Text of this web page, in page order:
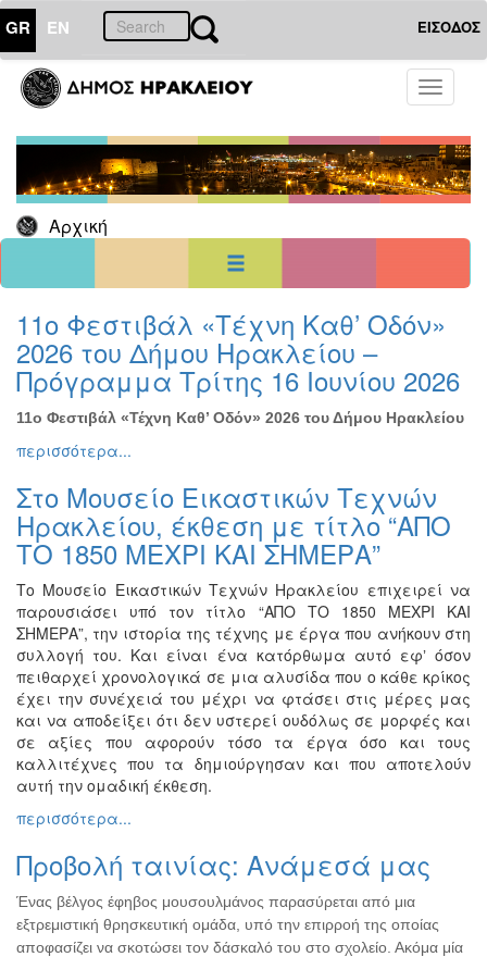
GR EN ΕΙΣΟΔΟΣ
Toggle
Αρχική
22
Ιούλιος
2025
Τρι Τετ Πεμ Παρ Σαβ
1 2 3 4
5
6
13
14 15 16 17 18
19
26
ΗΜΕΡΟΛΟΓΙΟ
ΕΚΔΗΛΩΣΕΩΝ
Χριστούγεννα
-
Πρωτοχρονιά
Ζωγραφική
Φωτογραφία
Τραγούδι
Μουσική
Κινηματογράφος
Χορός
Θέατρο
Παζάρι
Ειδών
Συνέδρια
Ημερίδες
Διημερίδες
Σεμινάρια-
Διαλέξεις-
Ομιλίες
11ο Φεστιβάλ «Τέχνη Καθ’ Οδόν»
2026 του Δήμου Ηρακλείου –
Πρόγραμμα Τρίτης 16 Ιουνίου 2026
11ο Φεστιβάλ «Τέχνη Καθ’ Οδόν» 2026 του Δήμου Ηρακλείου
περισσότερα...
Στο Μουσείο Εικαστικών Τεχνών
Ηρακλείου, έκθεση με τίτλο “ΑΠΟ
ΤΟ 1850 ΜΕΧΡΙ ΚΑΙ ΣΗΜΕΡΑ”
Το Μουσείο Εικαστικών Τεχνών Ηρακλείου επιχειρεί να
παρουσιάσει υπό τον τίτλο “ΑΠΟ ΤΟ 1850 ΜΕΧΡΙ ΚΑΙ
ΣΗΜΕΡΑ”, την ιστορία της τέχνης με έργα που ανήκουν στη
συλλογή του. Και είναι ένα κατόρθωμα αυτό εφʼ όσον
πειθαρχεί χρονολογικά σε μια αλυσίδα που ο κάθε κρίκος
έχει την συνέχειά του μέχρι να φτάσει στις μέρες μας
και να αποδείξει ότι δεν υστερεί ουδόλως σε μορφές και
σε αξίες που αφορούν τόσο τα έργα όσο και τους
καλλιτέχνες που τα δημιούργησαν και που αποτελούν
αυτή την ομαδική έκθεση.
περισσότερα...
Προβολή ταινίας: Ανάμεσά μας
Ένας βέλγος έφηβος μουσουλμάνος παρασύρεται από μια
εξτρεμιστική θρησκευτική ομάδα, υπό την επιρροή της οποίας
αποφασίζει να σκοτώσει τον δάσκαλό του στο σχολείο. Ακόμα μία